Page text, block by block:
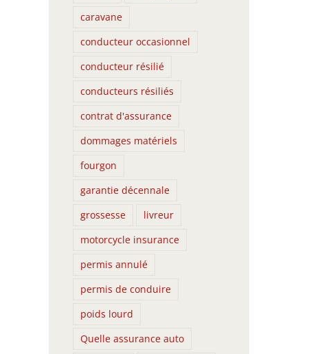
caravane
conducteur occasionnel
conducteur résilié
conducteurs résiliés
contrat d'assurance
dommages matériels
fourgon
garantie décennale
grossesse
livreur
motorcycle insurance
permis annulé
permis de conduire
poids lourd
Quelle assurance auto